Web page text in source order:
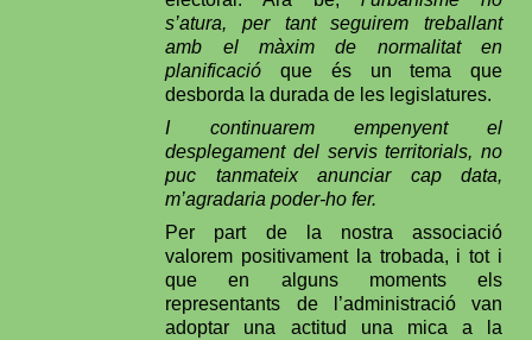
s’atura, per tant seguirem treballant
amb el màxim de normalitat en
planificació que és un tema que
desborda la durada de les legislatures.
I continuarem empenyent el
desplegament del servis territorials, no
puc tanmateix anunciar cap data,
m’agradaria poder-ho fer.
Per part de la nostra associació
valorem positivament la trobada, i tot i
que en alguns moments els
representants de l’administració van
adoptar una actitud una mica a la